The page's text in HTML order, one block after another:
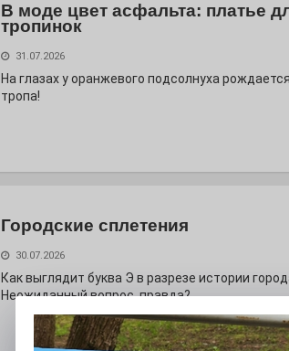
В моде цвет асфальта: платье
тропинок
31.07.2026
На глазах у оранжевого подсолнуха
тропа!
Городские сплетения
30.07.2026
Как выглядит буква Э в разрезе истории
Неожиданный вопрос, правда?